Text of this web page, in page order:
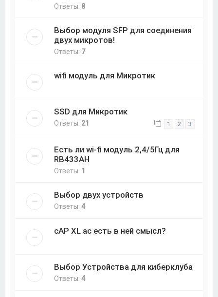
Ответы: 8
Выбор модуля SFP для соединения
двух микротов!
Ответы: 7
wifi модуль для Микротик
SSD для Микротик
Ответы: 21 1 2 3
Есть ли wi-fi модуль 2,4/5Гц для
RB433AH
Ответы: 1
Выбор двух устройств
Ответы:4
cAP XL ac есть в ней смысл?
Выбор Устройства для киберклуба
Ответы:4